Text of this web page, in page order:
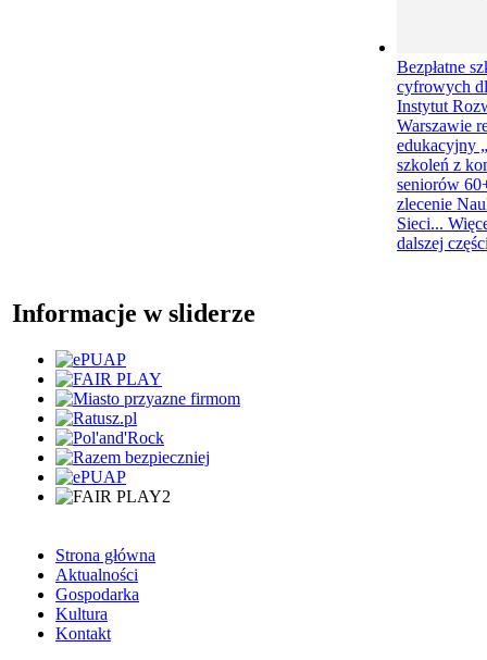
Bezpłatne
cyfrowych
Instytut
Warszawie
edukacyjny
szkoleń z
seniorów
zlecenie
Sieci...
dalszej
Informacje w sliderze
Strona główna
Aktualności
Gospodarka
Kultura
Kontakt